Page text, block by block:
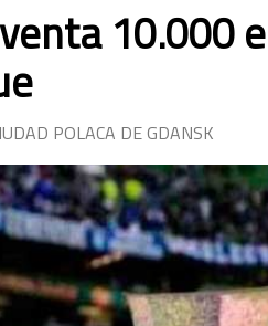
POLACA DE GDANSK